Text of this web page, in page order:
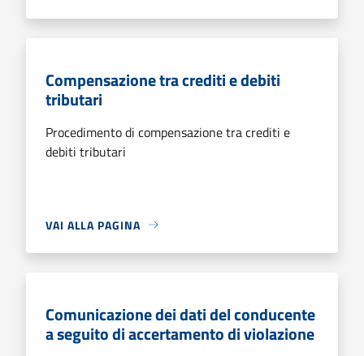
Compensazione tra crediti e debiti
tributari
Procedimento di compensazione tra crediti e
debiti tributari
VAI ALLA PAGINA
Comunicazione dei dati del conducente
a seguito di accertamento di violazione